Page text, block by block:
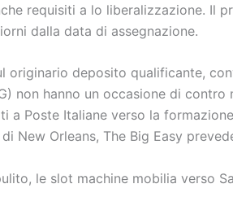
requisiti a lo liberalizzazione. Il
dalla data di assegnazione.
originario deposito qualificante,
non hanno un occasione di contro
a Poste Italiane verso la
New Orleans, The Big Easy
le slot machine mobilia verso